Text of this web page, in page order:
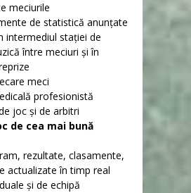
meciurile
de statistică anunțate
intermediul stației de
între meciuri și în
meci
profesionistă
joc și de arbitri
de cea mai bună
rezultate, clasamente,
actualizate în timp real
și de echipă